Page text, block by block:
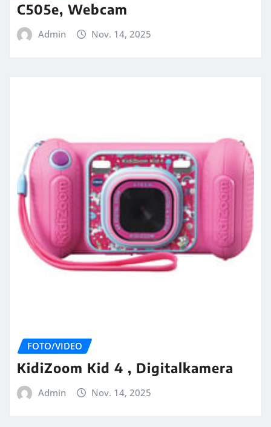
C505e, Webcam
Admin Nov. 14, 2025
FOTO/VIDEO
KidiZoom Kid 4 , Digitalkamera
Admin Nov. 14, 2025